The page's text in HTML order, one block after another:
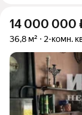
14 000 000
36,8 м² 2-комн.